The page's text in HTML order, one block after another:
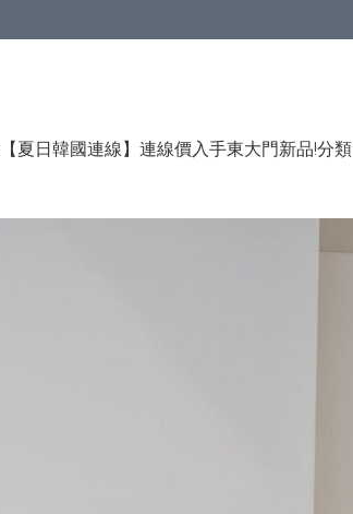
【夏日韓國連線】連線價入手東大門新品!分類